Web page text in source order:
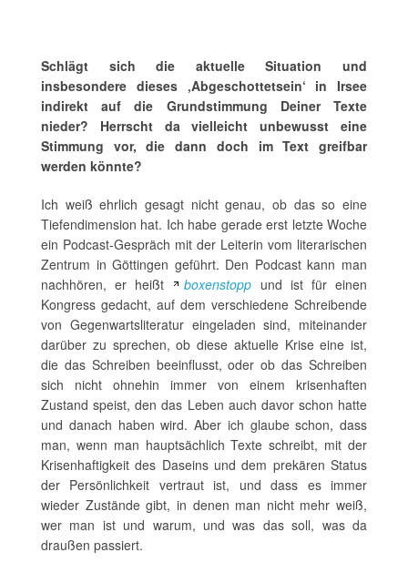
Schlägt sich die aktuelle Situation und
insbesondere dieses ‚Abgeschottetsein‘ in Irsee
indirekt auf die Grundstimmung Deiner Texte
nieder? Herrscht da vielleicht unbewusst eine
Stimmung vor, die dann doch im Text greifbar
werden könnte?
Ich weiß ehrlich gesagt nicht genau, ob das so eine
Tiefendimension hat. Ich habe gerade erst letzte Woche
ein Podcast-Gespräch mit der Leiterin vom literarischen
Zentrum in Göttingen geführt. Den Podcast kann man
nachhören, er heißt
boxenstopp und ist für einen
Kongress gedacht, auf dem verschiedene Schreibende
von Gegenwartsliteratur eingeladen sind, miteinander
darüber zu sprechen, ob diese aktuelle Krise eine ist,
die das Schreiben beeinflusst, oder ob das Schreiben
sich nicht ohnehin immer von einem krisenhaften
Zustand speist, den das Leben auch davor schon hatte
und danach haben wird. Aber ich glaube schon, dass
man, wenn man hauptsächlich Texte schreibt, mit der
Krisenhaftigkeit des Daseins und dem prekären Status
der Persönlichkeit vertraut ist, und dass es immer
wieder Zustände gibt, in denen man nicht mehr weiß,
wer man ist und warum, und was das soll, was da
draußen passiert.